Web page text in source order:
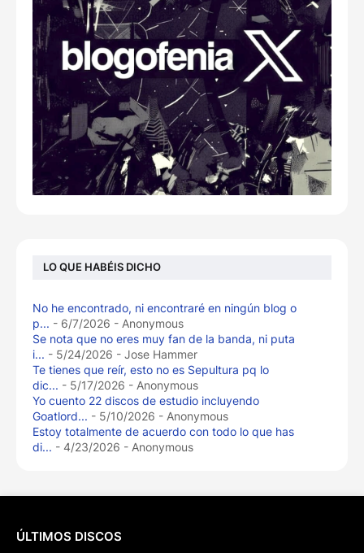
LO QUE HABÉIS DICHO
No he encontrado, ni encontraré en ningún blog o
p... - 6/7/2026 - Anonymous
Se nota que no eres muy fan de la banda, ni puta
i... - 5/24/2026 - Jose Hammer
Te tienes que reír, esto no es Sepultura pq lo
dic... - 5/17/2026 - Anonymous
Yo cuento 22 discos de estudio incluyendo
Goatlord... - 5/10/2026 - Anonymous
Estoy totalmente de acuerdo con todo lo que has
di... - 4/23/2026 - Anonymous
ÚLTIMOS DISCOS